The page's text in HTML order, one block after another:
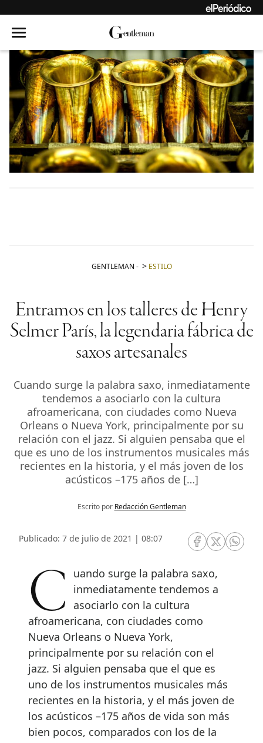
GENTLEMAN - ESTILO
Entramos en los talleres de Henry
Selmer París, la legendaria fábrica de
saxos artesanales
Cuando surge la palabra saxo, inmediatamente
tendemos a asociarlo con la cultura
afroamericana, con ciudades como Nueva
Orleans o Nueva York, principalmente por su
relación con el jazz. Si alguien pensaba que el
que es uno de los instrumentos musicales más
recientes en la historia, y el más joven de los
acústicos –175 años de […]
Escrito por Redacción Gentleman
Publicado: 7 de julio de 2021 | 08:07
RRSS Facebook
RRSSRRSS
Cuando surge la palabra saxo,
inmediatamente tendemos a
asociarlo con la cultura
afroamericana, con ciudades como
Nueva Orleans o Nueva York,
principalmente por su relación con el
jazz. Si alguien pensaba que el que es
uno de los instrumentos musicales más
recientes en la historia, y el más joven de
los acústicos –175 años de vida son más
bien pocos, comparados con los de la